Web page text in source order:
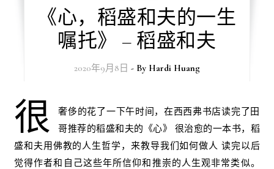
《心，稻盛和夫的一生
嘱托》 – 稻盛和夫
2020年9月8日 - By Hardi Huang
很
奢侈的花了一下午时间，在西西弗书店读完了田
哥推荐的稻盛和夫的《心》 很治愈的一本书，稻
盛和夫用佛教的人生哲学，来教导我们如何做人 读完以后
觉得作者和自己这些年所信仰和推崇的人生观非常类似。